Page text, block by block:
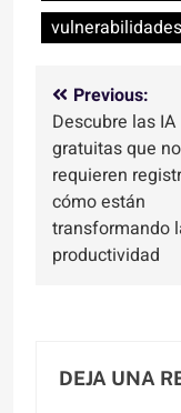
vulnerabilidades
Navegación
de
entradas
Previous:
Descubre las IA
gratuitas que no
requieren
cómo están
transformando
productividad
DEJA UNA